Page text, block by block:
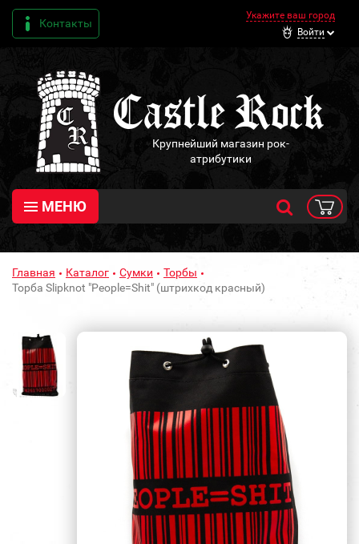
Контакты
Укажите ваш город
Войти
Крупнейший магазин рок-
атрибутики
МЕНЮ
Главная Каталог Сумки
Торбы
Торба Slipknot "People=Shit" (штрихкод красный)